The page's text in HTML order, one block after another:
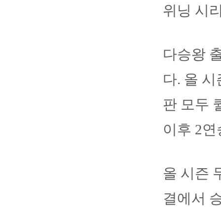
위닝 시
다승왕
다. 올 시
판 모두
이후 2
올 시즌
결에서